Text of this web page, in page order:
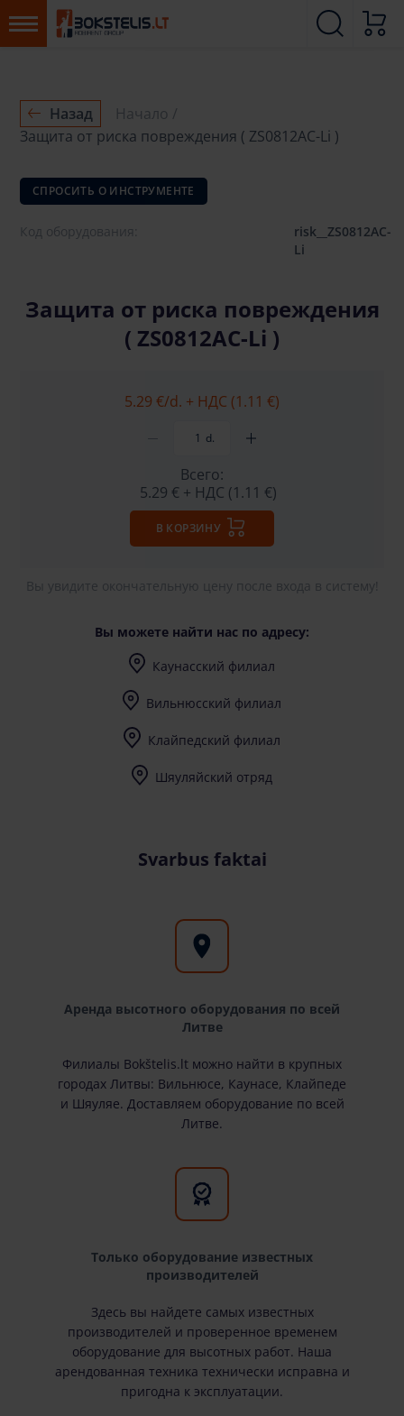
Назад
Начало
Защита от риска повреждения ( ZS0812AC-Li )
СПРОСИТЬ О ИНСТРУМЕНТЕ
Код оборудования:
risk__ZS0812AC-
Li
Защита от риска повреждения
( ZS0812AC-Li )
5.29 €/d. + НДС (1.11 €)
d.
Всего:
5.29 € + НДС (1.11 €)
В КОРЗИНУ
Вы увидите окончательную цену после входа в систему!
Вы можете найти нас по адресу:
Каунасский филиал
Вильнюсский филиал
Клайпедский филиал
Шяуляйский отряд
Svarbus faktai
Аренда высотного оборудования по всей
Литве
Филиалы Bokštelis.lt можно найти в крупных
городах Литвы: Вильнюсе, Каунасе, Клайпеде
и Шяуляе. Доставляем оборудование по всей
Литве.
Только оборудование известных
производителей
Здесь вы найдете самых известных
производителей и проверенное временем
оборудование для высотных работ. Наша
арендованная техника технически исправна и
пригодна к эксплуатации.